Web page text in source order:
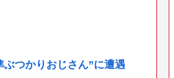
ぶつかりおじさん”に遭遇